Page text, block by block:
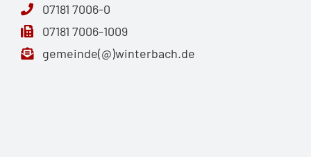
07181 7006-0
07181 7006-1009
gemeinde(@)winterbach.de